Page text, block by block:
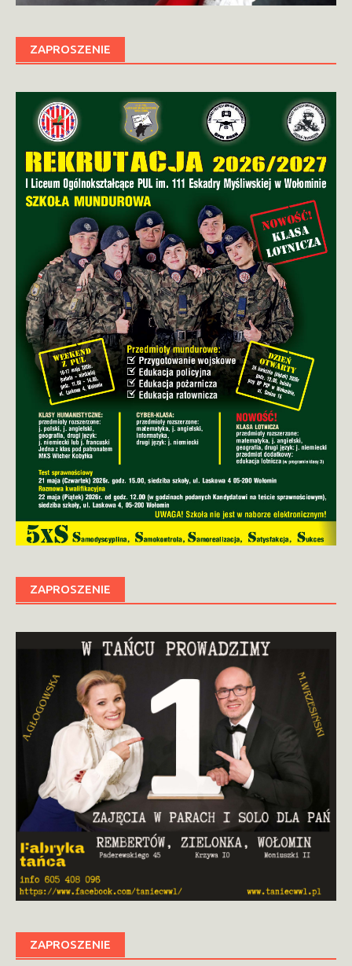
ZAPROSZENIE
ZAPROSZENIE
ZAPROSZENIE